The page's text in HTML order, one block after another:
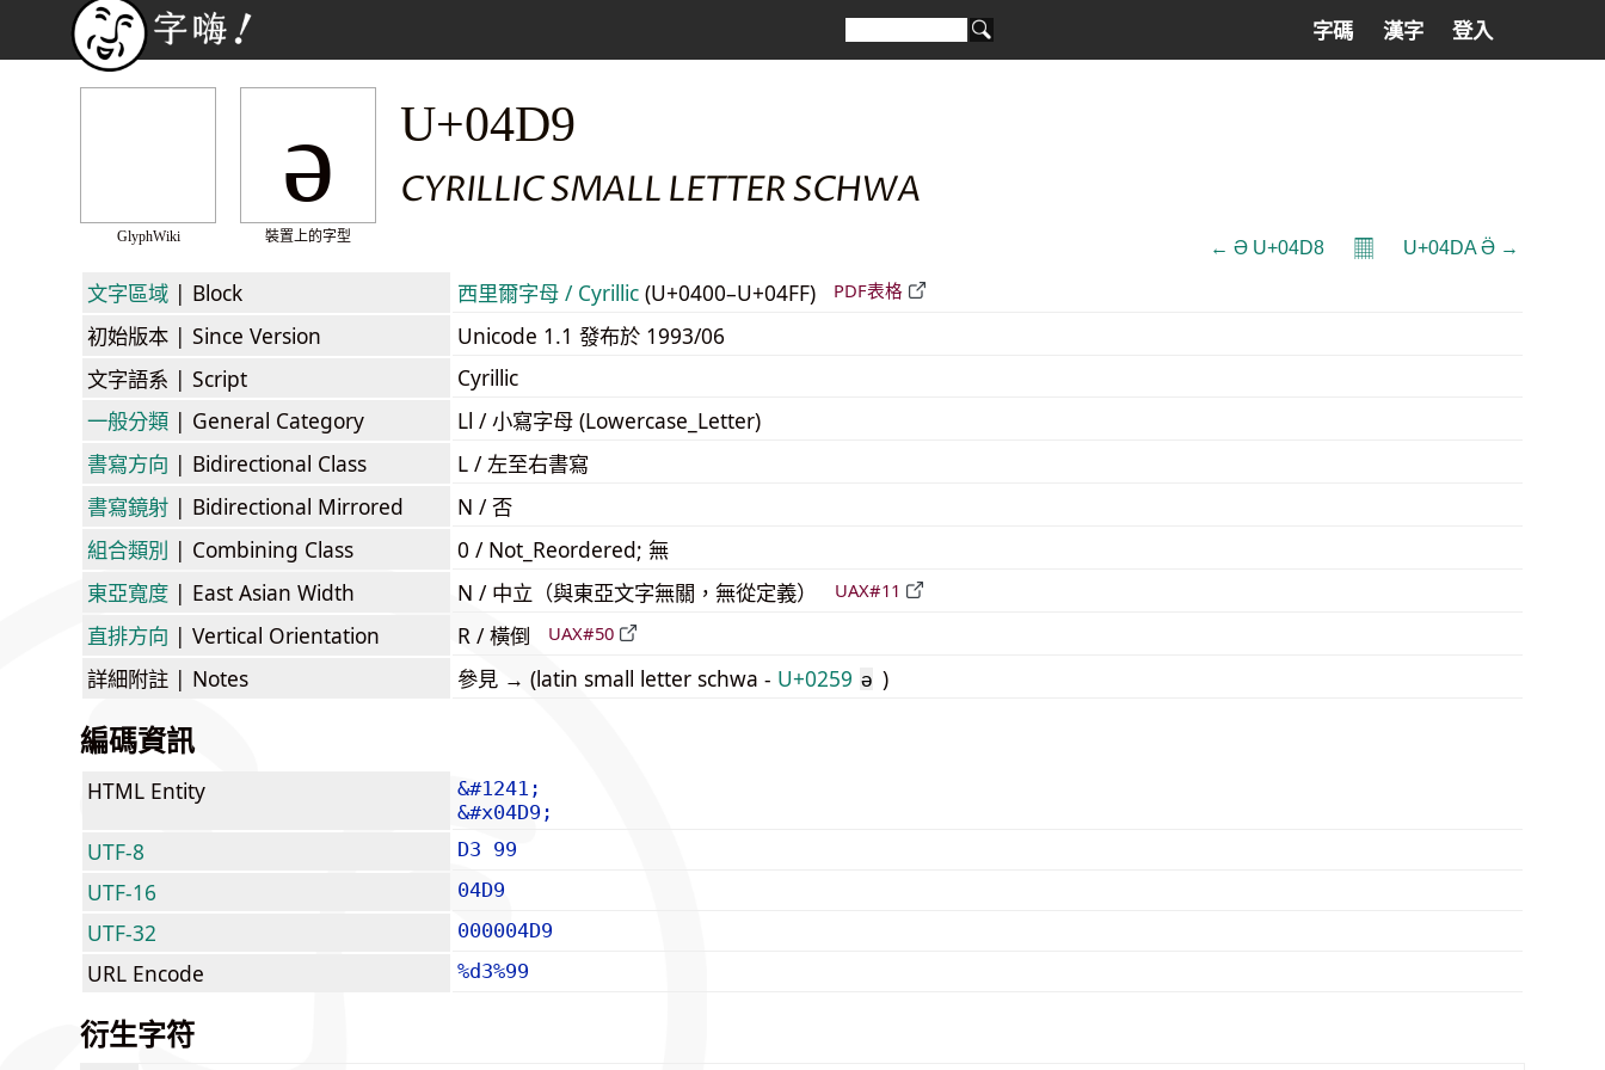
字碼 漢字 登入
GlyphWiki
ә
裝置上的字型
U+04D9
CYRILLIC SMALL LETTER SCHWA
← Ә U+04D8 𝄜 U+04DA Ӛ →
文字區域 | Block 西里爾字母 / Cyrillic (U+0400–U+04FF) PDF表格
初始版本 | Since Version
Unicode 1.1 發布於 1993/06
文字語系 | Script
Cyrillic
一般分類 | General Category
Ll / 小寫字母 (Lowercase_Letter)
書寫方向 | Bidirectional Class
L / 左至右書寫
書寫鏡射 | Bidirectional Mirrored
N / 否
組合類別 | Combining Class
0 / Not_Reordered; 無
東亞寬度 | East Asian Width N / 中立（與東亞文字無關，無從定義） UAX#11
直排方向 | Vertical Orientation R / 橫倒 UAX#50
詳細附註 | Notes 參見 → (latin small letter schwa - U+0259 ə )
編碼資訊
HTML Entity
&#1241;
&#x04D9;
UTF-8 D3 99
UTF-16 04D9
UTF-32 000004D9
URL Encode %d3%99
衍生字符